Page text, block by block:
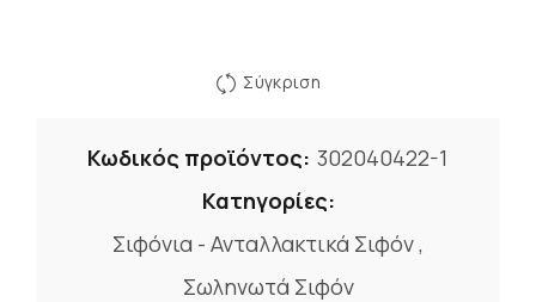
Σύγκριση
Κωδικός προϊόντος: 302040422-1
Κατηγορίες:
Σιφόνια - Ανταλλακτικά Σιφόν,
Σωληνωτά Σιφόν